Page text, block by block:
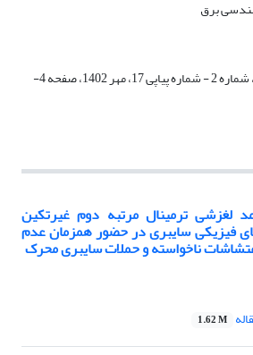
دوره 10، شماره 2 - شماره پیاپی 17، مهر 1402، صفحه 4-
لغزشی ترمینال مرتبه دوم غیرتکین
فیزیکی سایبری در حضور همزمان عدم
ناخواسته و حملات سایبری محرک
1.62 M